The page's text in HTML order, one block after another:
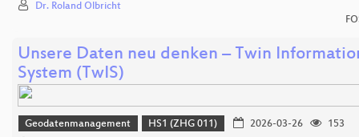
Dr. Roland Olbricht
Unsere Daten neu denken – Twin
System (TwIS)
Geodatenmanagement HS1 (ZHG 011) 2026-03-26
153